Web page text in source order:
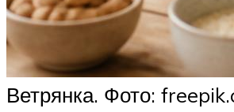
Ветрянка. Фото: